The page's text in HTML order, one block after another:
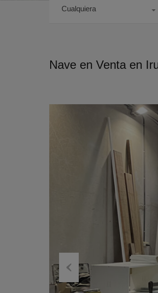
Cualquiera
Nave en Venta en
Previous